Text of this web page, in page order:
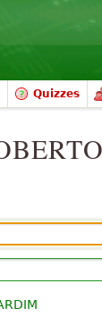
Quizzes